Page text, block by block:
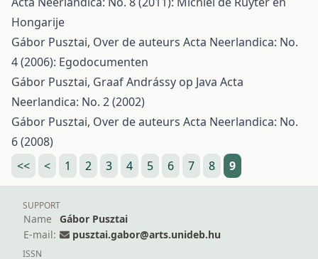
Hongarije
Gábor Pusztai, Over de auteurs Acta Neerlandica: No.
4 (2006): Egodocumenten
Gábor Pusztai, Graaf Andrássy op Java Acta
Neerlandica: No. 2 (2002)
Gábor Pusztai, Over de auteurs Acta Neerlandica: No.
6 (2008)
<<
< 1 2 3 4 5 6 7 8 9
SUPPORT
Name
Gábor Pusztai
E-mail:
pusztai.gabor@arts.unideb.hu
ISSN